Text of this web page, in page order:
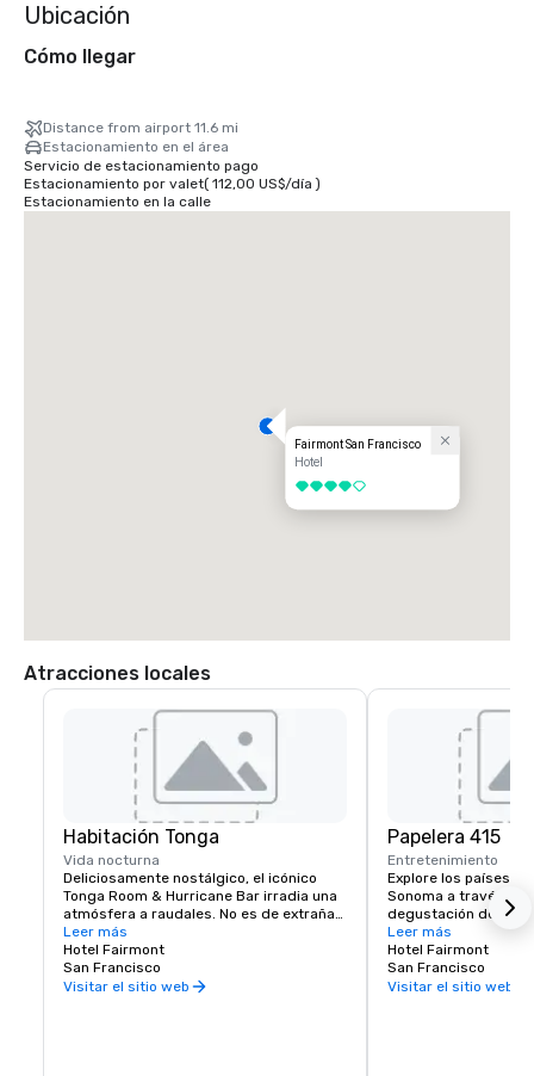
Ubicación
Cómo llegar
Distance from airport 11.6 mi
Estacionamiento en el área
Servicio de estacionamiento pago
Estacionamiento por valet( 112,00 US$/día )
Estacionamiento en la calle
Fairmont San Francisco
Hotel
4 de 5
Atracciones locales
Habitación Tonga
Vida nocturna
Deliciosamente nostálgico, el icónico
Tonga Room & Hurricane Bar irradia una
atmósfera a raudales. No es de extrañar,
ya que fue un escenógrafo de Hollywood
quien creó el aspecto y la sensación del
tema. Los huéspedes se reúnen
alrededor de una gran «laguna» central,
Leer más
Hotel Fairmont
San Francisco
Visitar el sitio web
Papelera 415
Entretenimiento
Explore los países
Sonoma a través de
degustación de
Fairmont Hotel. Los
experimentados
comprenderán
desarrolle tu viaje y
Leer más
Hotel Fairmont
San Francisco
Visitar el sitio web